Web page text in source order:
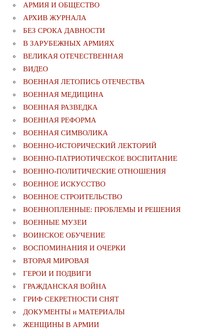
АРМИЯ И ОБЩЕСТВО
АРХИВ ЖУРНАЛА
БЕЗ СРОКА ДАВНОСТИ
В ЗАРУБЕЖНЫХ АРМИЯХ
ВЕЛИКАЯ ОТЕЧЕСТВЕННАЯ
ВИДЕО
ВОЕННАЯ ЛЕТОПИСЬ ОТЕЧЕСТВА
ВОЕННАЯ МЕДИЦИНА
ВОЕННАЯ РАЗВЕДКА
ВОЕННАЯ РЕФОРМА
ВОЕННАЯ СИМВОЛИКА
ВОЕННО-ИСТОРИЧЕСКИЙ ЛЕКТОРИЙ
ВОЕННО-ПАТРИОТИЧЕСКОЕ ВОСПИТАНИЕ
ВОЕННО-ПОЛИТИЧЕСКИE ОТНОШЕНИЯ
ВОЕННОЕ ИСКУССТВО
ВОЕННОЕ СТРОИТЕЛЬСТВО
ВОЕННОПЛЕННЫЕ: ПРОБЛЕМЫ И РЕШЕНИЯ
ВОЕННЫЕ МУЗЕИ
ВОИНСКОЕ ОБУЧЕНИЕ
ВОСПОМИНАНИЯ И ОЧЕРКИ
ВТОРАЯ МИРОВАЯ
ГЕРОИ И ПОДВИГИ
ГРАЖДАНСКАЯ ВОЙНА
ГРИФ СЕКРЕТНОСТИ СНЯТ
ДОКУМЕНТЫ и МАТЕРИАЛЫ
ЖЕНЩИНЫ В АРМИИ